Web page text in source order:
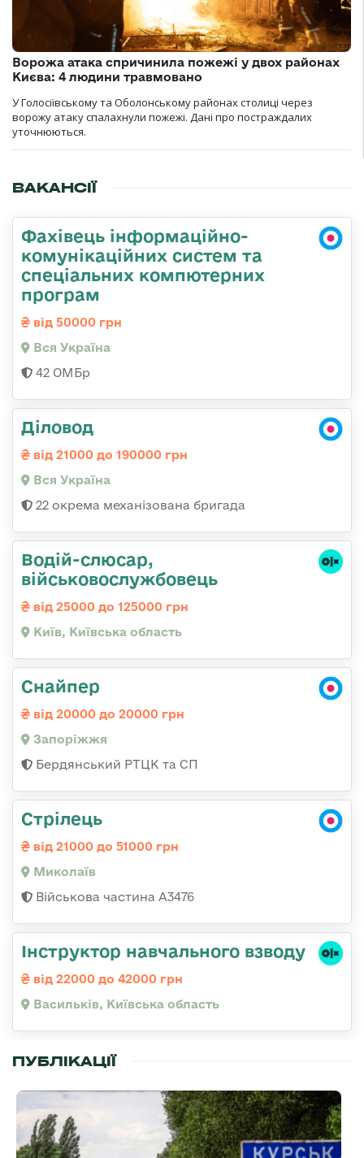
Ворожа атака спричинила пожежі у двох районах
Києва: 4 людини травмовано
У Голосіївському та Оболонському районах столиці через
ворожу атаку спалахнули пожежі. Дані про постраждалих
уточнюються.
ВАКАНСІЇ
Фахівець інформаційно-
комунікаційних систем та
спеціальних компютерних
програм
від 50000 грн
Вся Україна
42 ОМБр
Діловод
від 21000 до 190000 грн
Вся Україна
22 окрема механізована бригада
Водій-слюсаp,
військовослужбовець
від 25000 до 125000 грн
Київ, Київська область
Снайпер
від 20000 до 20000 грн
Запоріжжя
Бердянський РТЦК та СП
Стрілець
від 21000 до 51000 грн
Миколаїв
Військова частина А3476
Інструктор навчального взводу
від 22000 до 42000 грн
Васильків, Київська область
ПУБЛІКАЦІЇ